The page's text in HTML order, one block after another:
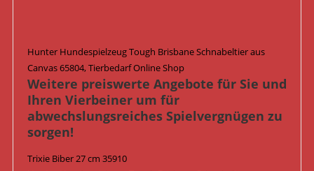
Hunter Hundespielzeug Tough Brisbane Schnabeltier aus
Canvas 65804, Tierbedarf Online Shop
Weitere preiswerte Angebote für Sie und
Ihren Vierbeiner um für
abwechslungsreiches Spielvergnügen zu
sorgen!
Trixie Biber 27 cm 35910